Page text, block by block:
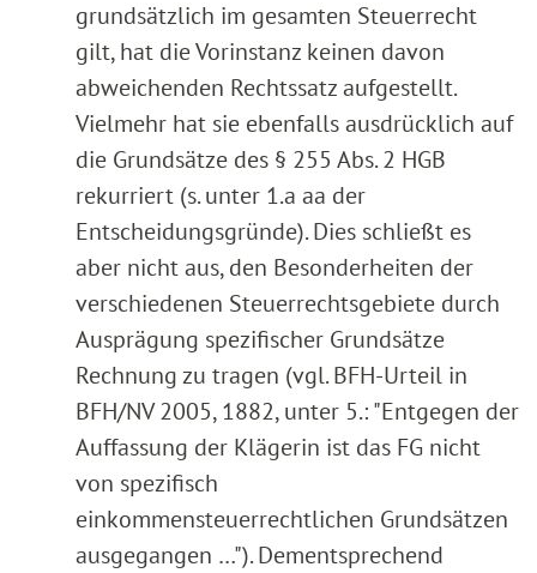
grundsätzlich im gesamten Steuerrecht
gilt, hat die Vorinstanz keinen davon
abweichenden Rechtssatz aufgestellt.
Vielmehr hat sie ebenfalls ausdrücklich auf
die Grundsätze des § 255 Abs. 2 HGB
rekurriert (s. unter 1.a aa der
Entscheidungsgründe). Dies schließt es
aber nicht aus, den Besonderheiten der
verschiedenen Steuerrechtsgebiete durch
Ausprägung spezifischer Grundsätze
Rechnung zu tragen (vgl. BFH-Urteil in
BFH/NV 2005, 1882, unter 5.: "Entgegen der
Auffassung der Klägerin ist das FG nicht
von spezifisch
einkommensteuerrechtlichen Grundsätzen
ausgegangen …"). Dementsprechend